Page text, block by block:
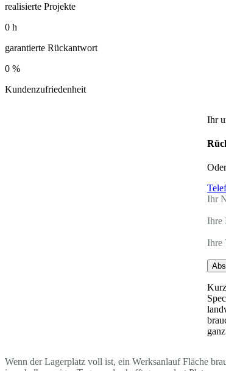
realisierte Projekte
0 h
garantierte Rückantwort
0 %
Kundenzufriedenheit
Ihr
Ihr
Ihre
Ihre
Wenn der Lagerplatz voll ist, ein Werksanlauf Fläche